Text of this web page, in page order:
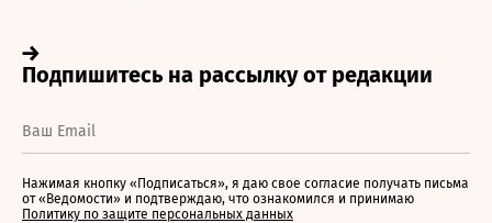
Нажимая кнопку «Подписаться», я даю свое согласие получать письма
от «Ведомости» и подтверждаю, что ознакомился и принимаю
Политику по защите персональных данных